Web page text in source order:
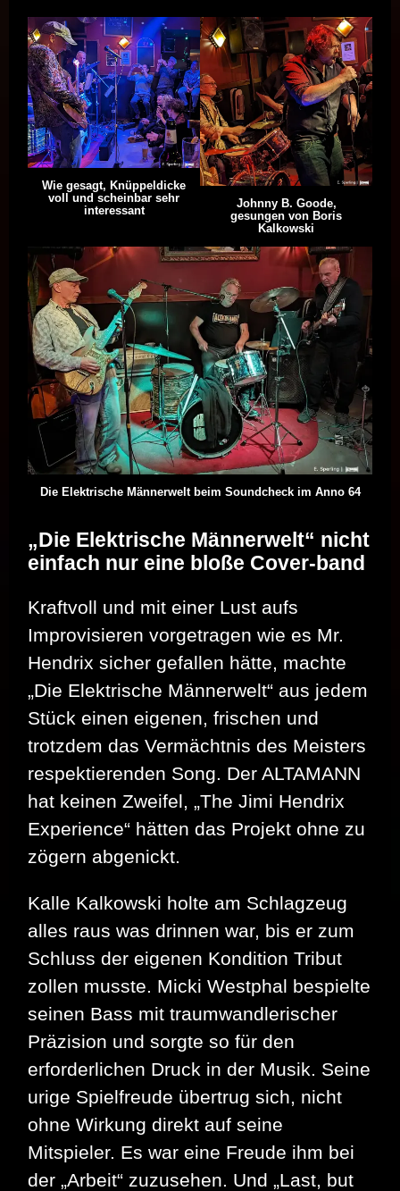
Wie gesagt, Knüppeldicke
voll und scheinbar sehr
interessant
Johnny B. Goode,
gesungen von Boris
Kalkowski
Die Elektrische Männerwelt beim Soundcheck im Anno 64
„Die Elektrische Männerwelt“ nicht
einfach nur eine bloße Cover-band
Kraftvoll und mit einer Lust aufs
Improvisieren vorgetragen wie es Mr.
Hendrix sicher gefallen hätte, machte
„Die Elektrische Männerwelt“ aus jedem
Stück einen eigenen, frischen und
trotzdem das Vermächtnis des Meisters
respektierenden Song. Der ALTAMANN
hat keinen Zweifel, „The Jimi Hendrix
Experience“ hätten das Projekt ohne zu
zögern abgenickt.
Kalle Kalkowski holte am Schlagzeug
alles raus was drinnen war, bis er zum
Schluss der eigenen Kondition Tribut
zollen musste. Micki Westphal bespielte
seinen Bass mit traumwandlerischer
Präzision und sorgte so für den
erforderlichen Druck in der Musik. Seine
urige Spielfreude übertrug sich, nicht
ohne Wirkung direkt auf seine
Mitspieler. Es war eine Freude ihm bei
der „Arbeit“ zuzusehen. Und „Last, but